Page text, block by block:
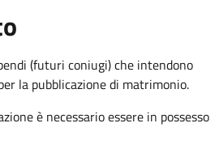
(futuri coniugi) che intendono
la pubblicazione di matrimonio.
è necessario essere in possesso